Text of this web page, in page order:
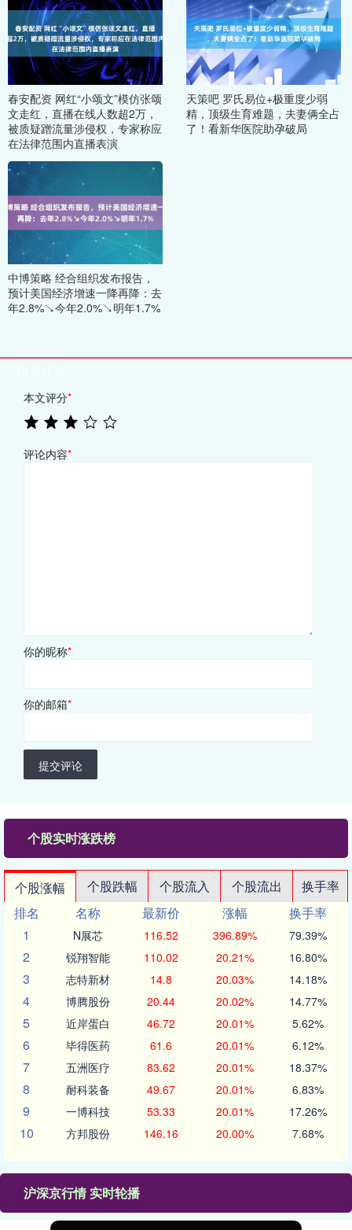
春安配资 网红“小颂文”模仿张颂
文走红，直播在线人数超2万，
被质疑蹭流量涉侵权，专家称应
在法律范围内直播表演
天策吧 罗氏易位+极重度少弱
精，顶级生育难题，夫妻俩全占
了！看新华医院助孕破局
中博策略 经合组织发布报告，
预计美国经济增速一降再降：去
年2.8%↘今年2.0%↘明年1.7%
本文评分*
评论内容*
你的昵称*
你的邮箱*
提交评论
个股实时涨跌榜
个股涨幅 个股跌幅 个股流入 个股流出
换手率
排名
名称 最新价 涨幅
换手率
1
N展芯 116.52 396.89% 79.39%
2 锐翔智能 110.02 20.21% 16.80%
3 志特新材 14.8 20.03% 14.18%
4 博腾股份 20.44 20.02% 14.77%
5 近岸蛋白 46.72 20.01% 5.62%
6 毕得医药 61.6 20.01% 6.12%
7 五洲医疗 83.62 20.01% 18.37%
8 耐科装备 49.67 20.01% 6.83%
9 一博科技 53.33 20.01% 17.26%
10 方邦股份 146.16 20.00% 7.68%
沪深京行情 实时轮播